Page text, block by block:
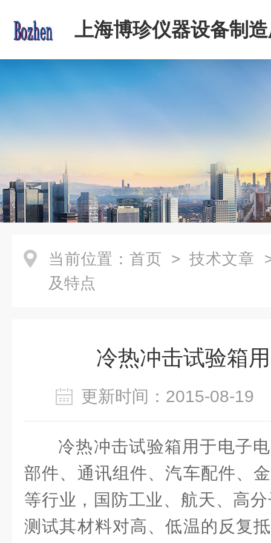
上海博珍仪器设备制
当前位置： 首页 > 技术文章
及特点
冷热冲击试验箱
更新时间：2015-08-
冷热冲击试验箱用于电子
部件、通讯组件、汽车配件、
等行业，国防工业、航天、高
测试其材料对高、低温的反复